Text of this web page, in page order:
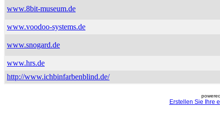
www.8bit-museum.de
www.voodoo-systems.de
www.snogard.de
www.hrs.de
http://www.ichbinfarbenblind.de/
Erstellen Sie Ihre